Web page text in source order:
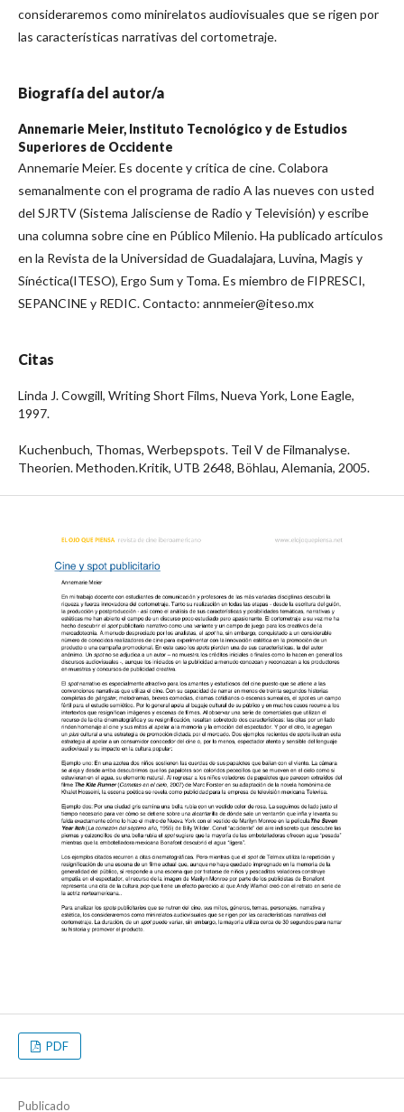
consideraremos como minirelatos audiovisuales que se rigen por
las características narrativas del cortometraje.
Biografía del autor/a
Annemarie Meier, Instituto Tecnológico y de Estudios
Superiores de Occidente
Annemarie Meier. Es docente y crítica de cine. Colabora
semanalmente con el programa de radio A las nueves con usted
del SJRTV (Sistema Jalisciense de Radio y Televisión) y escribe
una columna sobre cine en Público Milenio. Ha publicado artículos
en la Revista de la Universidad de Guadalajara, Luvina, Magis y
Sínéctica(ITESO), Ergo Sum y Toma. Es miembro de FIPRESCI,
SEPANCINE y REDIC. Contacto: annmeier@iteso.mx
Citas
Linda J. Cowgill, Writing Short Films, Nueva York, Lone Eagle,
1997.
Kuchenbuch, Thomas, Werbepspots. Teil V de Filmanalyse.
Theorien. Methoden.Kritik, UTB 2648, Böhlau, Alemania, 2005.
PDF
Publicado